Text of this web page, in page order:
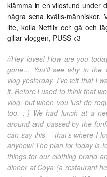
klämma in en vilostund under
några sena kvälls-människor.
lite, kolla Netflix och gå och
gillar vloggen, PUSS <3
//Hey loves! How are you
gone… You’ll see why in the
vlog yesterday, I’ve felt that I
it. Before I used to think that
vlog, but when you just do
too. :-) We had lunch at a
around and passed by the
can say this – that’s where I
anyhow! The plan for today is
things for our clothing brand
dinner at Coya (a restaurant